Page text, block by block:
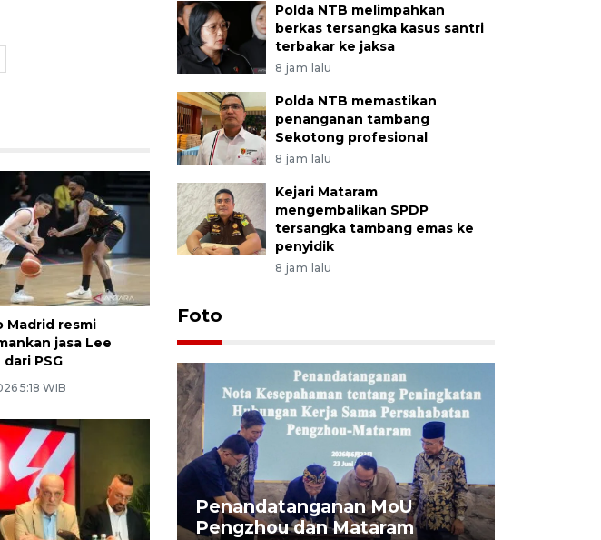
Madrid resmi
jasa Lee
PSG
5:18 WIB
Polda NTB melimpahkan
berkas tersangka kasus santri
terbakar ke jaksa
8 jam lalu
Polda NTB memastikan
penanganan tambang
Sekotong profesional
8 jam lalu
Kejari Mataram
mengembalikan SPDP
tersangka tambang emas ke
penyidik
8 jam lalu
Foto
terdakwa
Nurhadi
Penandatanganan MoU
Pengzhou dan Mataram